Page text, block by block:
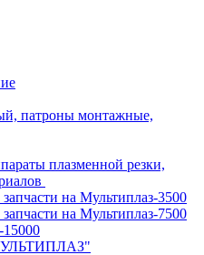
патроны монтажные,
плазменной резки,
на Мультиплаз-3500
на Мультиплаз-7500